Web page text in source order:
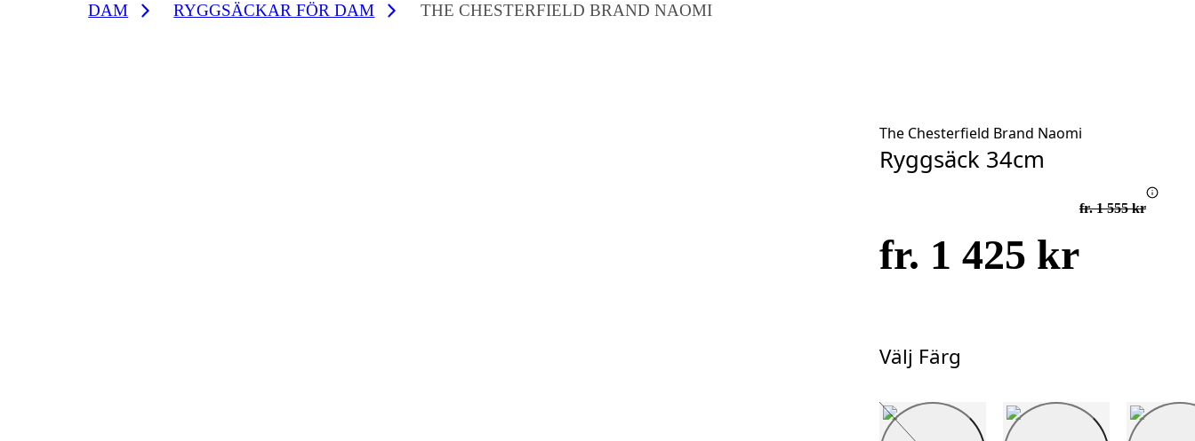
DAM RYGGSÄCKAR FÖR DAM THE CHESTERFIELD BRAND NAOMI
The Chesterfield Brand Naomi
Ryggsäck 34cm
fr. 1 425 kr
fr. 1 555 kr
Välj Färg
Välj Färg